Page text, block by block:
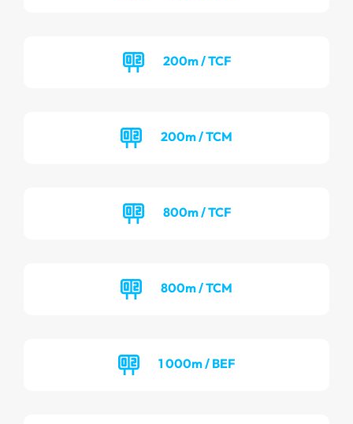
200m / TCF
200m / TCM
800m / TCF
800m / TCM
1 000m / BEF